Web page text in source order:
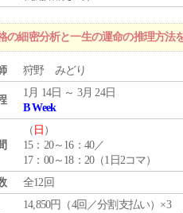
細密分析と一生の運命の推理方法
狩野 みどり
1月 14日 ～ 3月 24日
B Week
（ 日 ）
15：20～16：40／
17：00～18：20（1日2コマ）
全12回
14,850円（4回／分割支払い）×3